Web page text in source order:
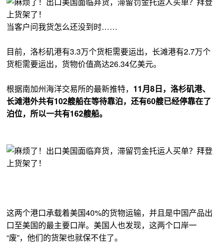
当客户问我货怎么还没到时……
目前，洛杉矶港有3.3万个货柜需要运出，长滩港有2.7万个
货柜需要运出，货物价值高达26.34亿美元。
根据南加州海洋交易所的最新推特， 11月8日，洛杉矶港、
长滩港外共有102艘船在等待靠泊，还有60艘已经停靠在了
泊位，所以一共有162艘船。
这两个港口承载着美国40%的货物运输，并且是中国产品出
口至美国的最主要口岸。美国人也发现，这两个口岸一
“废”，他们的货架也就保不住了。